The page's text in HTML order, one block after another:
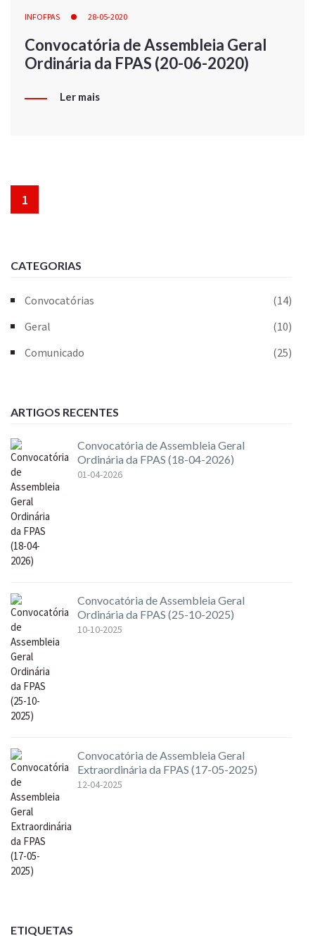
INFOFPAS 28-05-2020
Convocatória de Assembleia Geral
Ordinária da FPAS (20-06-2020)
Ler mais
1
CATEGORIAS
Convocatórias
(14)
Geral
(10)
Comunicado
(25)
ARTIGOS RECENTES
Convocatória de Assembleia Geral
Ordinária da FPAS (18-04-2026)
01-04-2026
Convocatória de Assembleia Geral
Ordinária da FPAS (25-10-2025)
10-10-2025
Convocatória de Assembleia Geral
Extraordinária da FPAS (17-05-2025)
12-04-2025
ETIQUETAS